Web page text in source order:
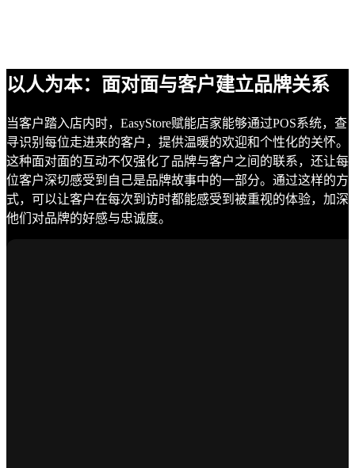
以人为本：面对面与客户建立品牌关系
当客户踏入店内时，EasyStore赋能店家能够通过POS系统，查
寻识别每位走进来的客户，提供温暖的欢迎和个性化的关怀。
这种面对面的互动不仅强化了品牌与客户之间的联系，还让每
位客户深切感受到自己是品牌故事中的一部分。通过这样的方
式，可以让客户在每次到访时都能感受到被重视的体验，加深
他们对品牌的好感与忠诚度。